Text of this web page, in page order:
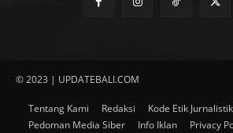
© 2023 | UPDATEBALI.COM
Tentang Kami Redaksi
Kode Etik Jurnalistik
Pedoman Media Siber
Info Iklan Privacy